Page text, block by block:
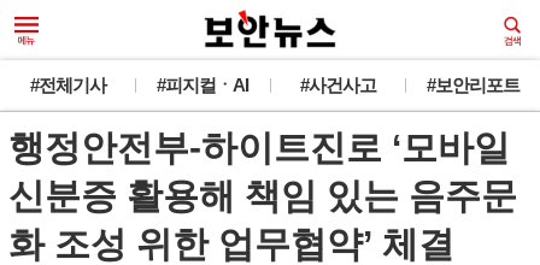
#전체기사 #피지컬ㆍAI #사건사고 #보안리포트
행정안전부-하이트진로 ‘모바일
신분증 활용해 책임 있는 음주문
화 조성 위한 업무협약’ 체결